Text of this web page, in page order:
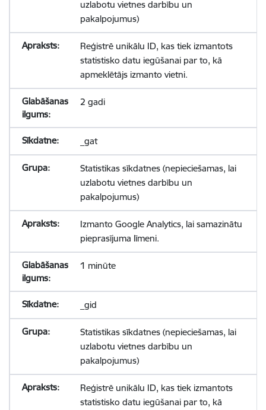
uzlabotu vietnes darbību un
pakalpojumus)
Reģistrē unikālu ID, kas tiek izmantots
statistisko datu iegūšanai par to, kā
apmeklētājs izmanto vietni.
2 gadi
_gat
Statistikas sīkdatnes (nepieciešamas, lai
uzlabotu vietnes darbību un
pakalpojumus)
Izmanto Google Analytics, lai samazinātu
pieprasījuma līmeni.
1 minūte
_gid
Statistikas sīkdatnes (nepieciešamas, lai
uzlabotu vietnes darbību un
pakalpojumus)
Reģistrē unikālu ID, kas tiek izmantots
statistisko datu iegūšanai par to, kā